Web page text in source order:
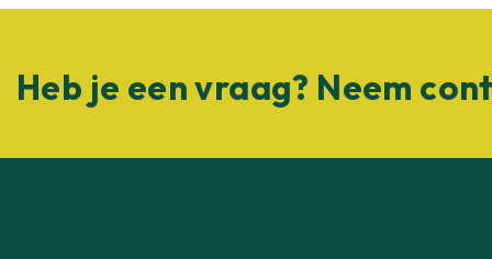
Heb je een vraag? Neem